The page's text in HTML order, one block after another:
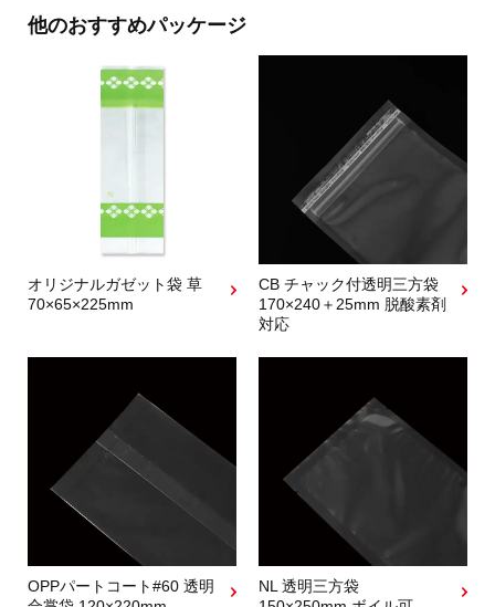
他のおすすめパッケージ
オリジナルガゼット袋 草
70×65×225mm
CB チャック付透明三方袋
170×240＋25mm 脱酸素剤
対応
OPPパートコート#60 透明
NL 透明三方袋